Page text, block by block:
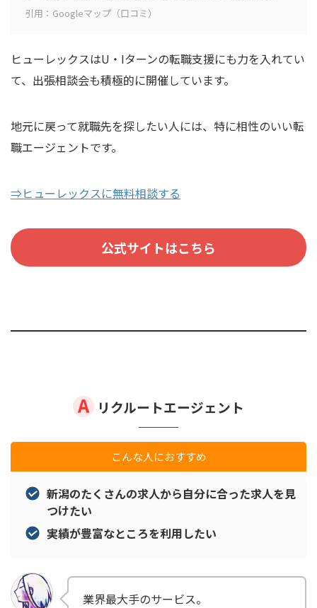
引用：Googleマップ（口コミ）
ヒューレックスはU・Iターンの転職支援にも力を入れてい
て、出張相談会も積極的に開催しています。
地元に戻って就職先を探したい人には、特に相性のいい転
職エージェントです。
⇒ヒューレックスに無料相談する
公式サイトはこちら
リクルートエージェント
こんな人におすすめ
新潟のたくさんの求人から自分に合った求人を見
つけたい
実績が豊富なところを利用したい
業界最大手のサービス。